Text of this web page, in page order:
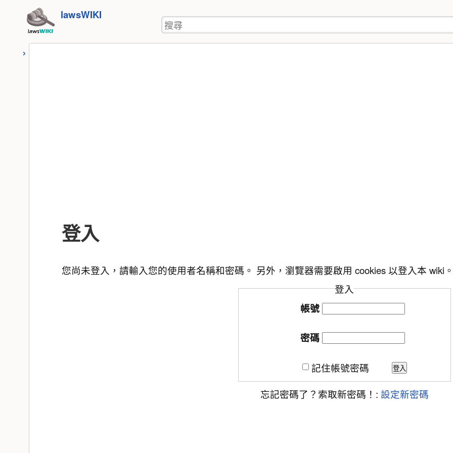
lawsWIKI
用
者
工
搜
尋
登入
您尚未登入，請輸入您的使用者名稱和密碼。 另外，瀏覽器需要啟用 cookies 以登入本 wiki
登入
帳號
密碼
記住帳號密碼 登入
忘記密碼了？索取新密碼！: 設定新密碼